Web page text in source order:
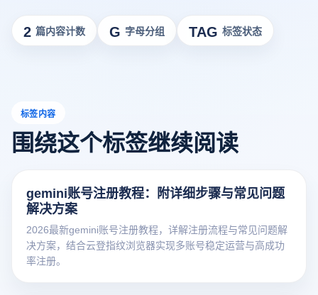
2 篇内容计数 G 字母分组 TAG 标签状态
标签内容
围绕这个标签继续阅读
gemini账号注册教程：附详细步骤与常见问题
解决方案
2026最新gemini账号注册教程，详解注册流程与常见问题解
决方案，结合云登指纹浏览器实现多账号稳定运营与高成功
率注册。